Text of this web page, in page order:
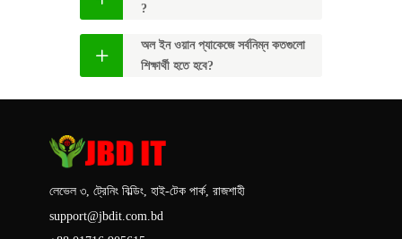
?
অল ইন ওয়ান প্যাকেজে সর্বনিম্ন কতগুলো
শিক্ষার্থী হতে হবে?
লেভেল ৩, ট্রেনিং বিল্ডিং, হাই-টেক পার্ক, রাজশাহী
support@jbdit.com.bd